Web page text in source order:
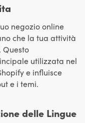
negozio online
che la tua attività
Questo
utilizzata nel
e influisce
e i temi.
delle Lingue